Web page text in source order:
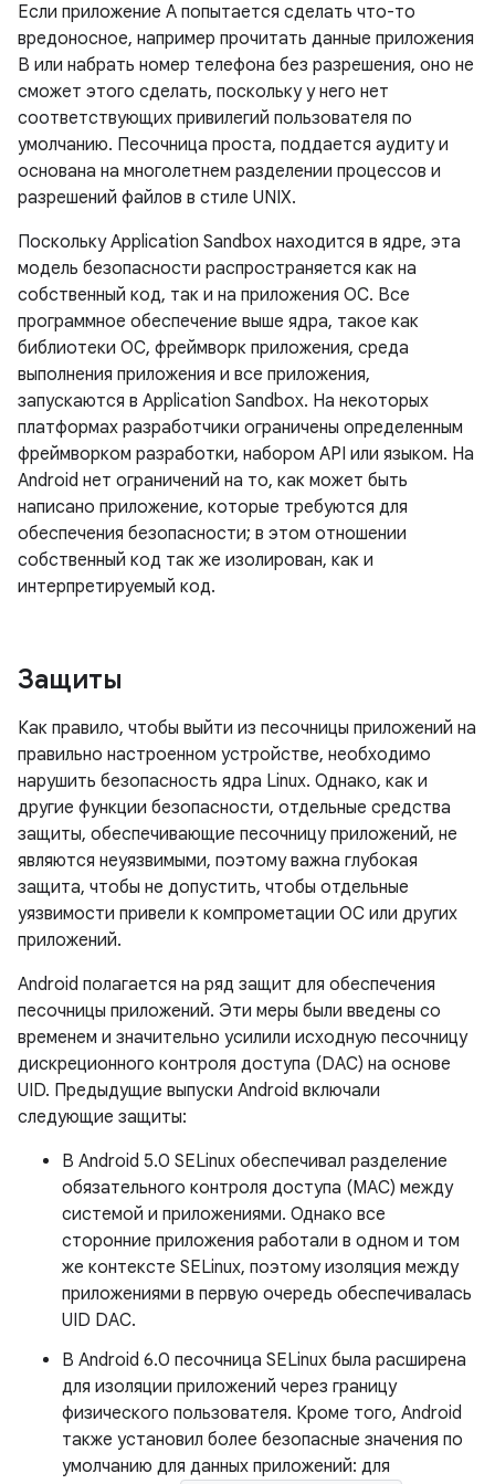
Если приложение A попытается сделать что-то
вредоносное, например прочитать данные приложения
B или набрать номер телефона без разрешения, оно не
сможет этого сделать, поскольку у него нет
соответствующих привилегий пользователя по
умолчанию. Песочница проста, поддается аудиту и
основана на многолетнем разделении процессов и
разрешений файлов в стиле UNIX.
Поскольку Application Sandbox находится в ядре, эта
модель безопасности распространяется как на
собственный код, так и на приложения ОС. Все
программное обеспечение выше ядра, такое как
библиотеки ОС, фреймворк приложения, среда
выполнения приложения и все приложения,
запускаются в Application Sandbox. На некоторых
платформах разработчики ограничены определенным
фреймворком разработки, набором API или языком. На
Android нет ограничений на то, как может быть
написано приложение, которые требуются для
обеспечения безопасности; в этом отношении
собственный код так же изолирован, как и
интерпретируемый код.
Защиты
Как правило, чтобы выйти из песочницы приложений на
правильно настроенном устройстве, необходимо
нарушить безопасность ядра Linux. Однако, как и
другие функции безопасности, отдельные средства
защиты, обеспечивающие песочницу приложений, не
являются неуязвимыми, поэтому важна глубокая
защита, чтобы не допустить, чтобы отдельные
уязвимости привели к компрометации ОС или других
приложений.
Android полагается на ряд защит для обеспечения
песочницы приложений. Эти меры были введены со
временем и значительно усилили исходную песочницу
дискреционного контроля доступа (DAC) на основе
UID. Предыдущие выпуски Android включали
следующие защиты:
В Android 5.0 SELinux обеспечивал разделение
обязательного контроля доступа (MAC) между
системой и приложениями. Однако все
сторонние приложения работали в одном и том
же контексте SELinux, поэтому изоляция между
приложениями в первую очередь обеспечивалась
UID DAC.
В Android 6.0 песочница SELinux была расширена
для изоляции приложений через границу
физического пользователя. Кроме того, Android
также установил более безопасные значения по
умолчанию для данных приложений: для